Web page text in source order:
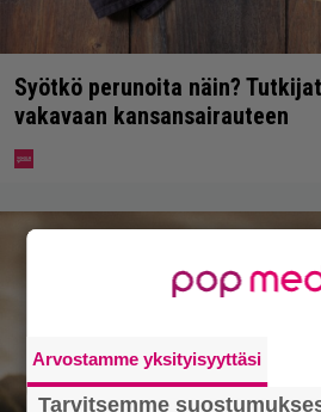
Syötkö perunoita näin?
vakavaan kansansairauteen
Arvostamme yksityisyyttäsi
Tarvitsemme